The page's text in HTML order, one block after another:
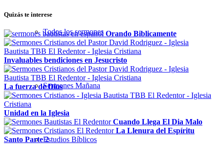
Todos los sermones
Sermones Mañana
Estudios Bíblicos
Quizás te interese
Orando Biblicamente
Invaluables bendiciones en Jesucristo
La fuerza de Dios
Unidad en la Iglesia
Cuando Llega El Dia Malo
La Llenura del Espíritu
Santo Parte 2